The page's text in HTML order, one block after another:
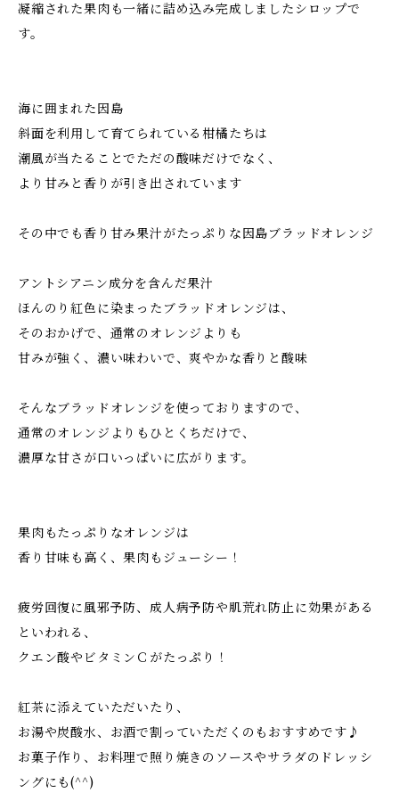
凝縮された果肉も一緒に詰め込み完成しましたシロップで
す。
海に囲まれた因島
斜面を利用して育てられている柑橘たちは
潮風が当たることでただの酸味だけでなく、
より甘みと香りが引き出されています
その中でも香り甘み果汁がたっぷりな因島ブラッドオレンジ
アントシアニン成分を含んだ果汁
ほんのり紅色に染まったブラッドオレンジは、
そのおかげで、通常のオレンジよりも
甘みが強く、濃い味わいで、爽やかな香りと酸味
そんなブラッドオレンジを使っておりますので、
通常のオレンジよりもひとくちだけで、
濃厚な甘さが口いっぱいに広がります。
果肉もたっぷりなオレンジは
香り甘味も高く、果肉もジューシー！
疲労回復に風邪予防、成人病予防や肌荒れ防止に効果がある
といわれる、
クエン酸やビタミンＣがたっぷり！
紅茶に添えていただいたり、
お湯や炭酸水、お酒で割っていただくのもおすすめです♪
お菓子作り、お料理で照り焼きのソースやサラダのドレッシ
ングにも(^^)